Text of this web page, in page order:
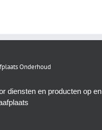
Onderhoud
diensten en producten op en